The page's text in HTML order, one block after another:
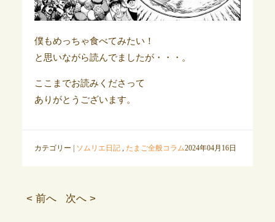
僕もめっちゃ食べてみたい！
と思いながら読んでましたが・・・。
ここまでお読みくださって
ありがとうございます。
カテゴリー | ソムリエ日記, たまご全般コラム2024年04月16日
< 前へ 次へ >